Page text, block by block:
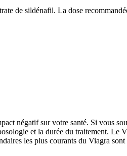
de sildénafil. La dose
négatif sur votre santé. Si vous
et la durée du traitement. Le
les plus courants du Viagra